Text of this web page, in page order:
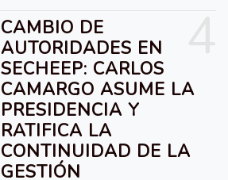
CAMBIO DE
AUTORIDADES EN
SECHEEP: CARLOS
CAMARGO ASUME LA
PRESIDENCIA Y
RATIFICA LA
CONTINUIDAD DE LA
GESTIÓN